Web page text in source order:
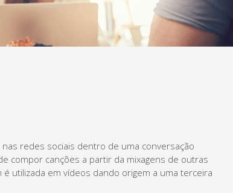
redes sociais dentro de uma conversação
compor canções a partir da mixagens de outras
utilizada em vídeos dando origem a uma terceira